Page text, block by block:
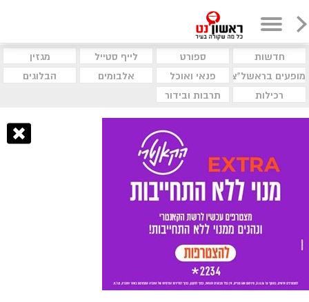
חדשות ספורט לייף סטייל
מגזין
מופעים בראשל"צ
פנאי ואוכל אלבומים
הבלוגים
רכילות
תרבות ובידור